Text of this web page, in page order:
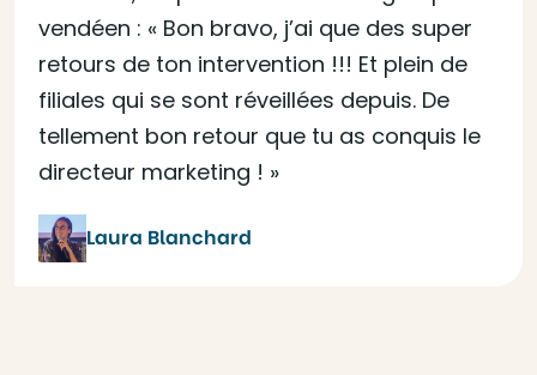
vendéen : « Bon bravo, j’ai que des super
retours de ton intervention !!! Et plein de
filiales qui se sont réveillées depuis. De
tellement bon retour que tu as conquis le
directeur marketing ! »
Laura Blanchard